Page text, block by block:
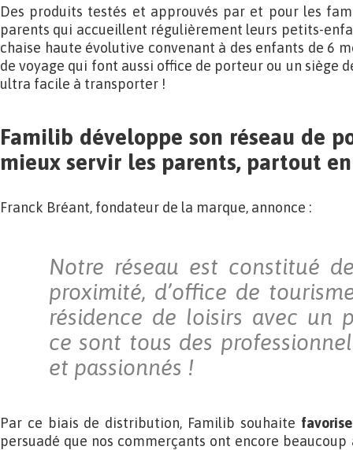
Des produits testés et approuvés par et pour les
parents qui accueillent régulièrement leurs petits-
chaise haute évolutive convenant à des enfants de 6
de voyage qui font aussi office de porteur ou un siège
ultra facile à transporter !
Familib développe son réseau de
mieux servir les parents, partout en
Franck Bréant, fondateur de la marque, annonce :
Notre réseau est constitué
proximité, d’office de
résidence de loisirs avec un
ce sont tous des
et passionnés !
Par ce biais de distribution, Familib souhaite
persuadé que nos commerçants ont encore